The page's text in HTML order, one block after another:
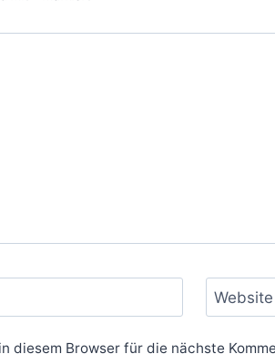
Website
diesem Browser für die nächste